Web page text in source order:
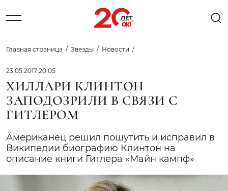
Главная страница Звезды Новости
23.05.2017 20:05
ХИЛЛАРИ КЛИНТОН
ЗАПОДОЗРИЛИ В СВЯЗИ С
ГИТЛЕРОМ
Американец решил пошутить и исправил в
Википедии биографию Клинтон на
описание книги Гитлера «Майн кампф»